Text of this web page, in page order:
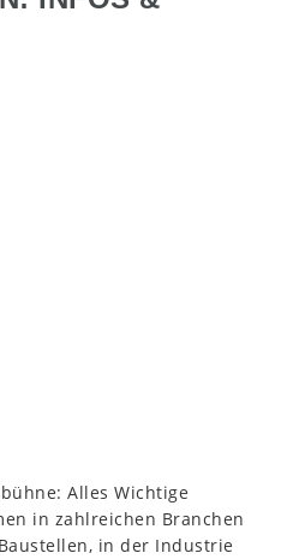
Alles Wichtige
in zahlreichen Branchen
in der Industrie